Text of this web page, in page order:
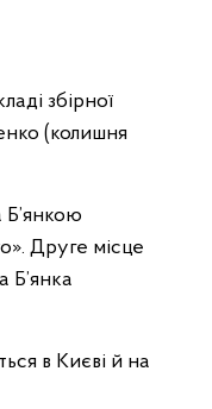
збірної
(колишня
Друге місце
Б’янка
в Києві й на